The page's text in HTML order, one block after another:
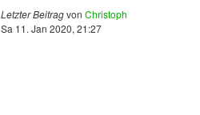
Letzter Beitragvon Christoph
Sa 11. Jan 2020, 21:27